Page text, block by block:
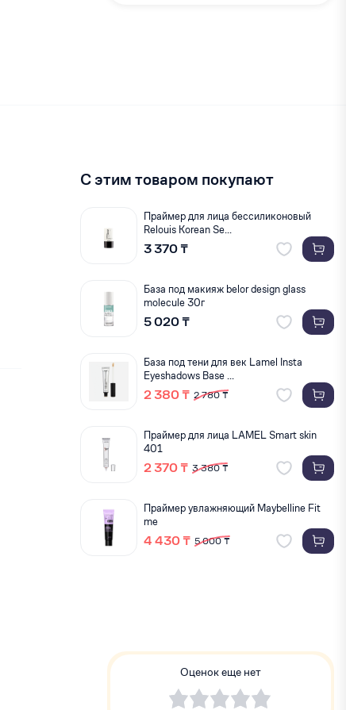
С этим товаром покупают
Праймер для лица бессиликоновый
Relouis Korean Se...
3 370 ₸
База под макияж belor design glass
molecule 30г
5 020 ₸
База под тени для век Lamel Insta
Eyeshadows Base ...
2 380 ₸ 2 780 ₸
Праймер для лица LAMEL Smart skin
401
2 370 ₸ 3 380 ₸
Праймер увлажняющий Maybelline Fit
me
4 430 ₸ 5 000 ₸
Оценок еще нет